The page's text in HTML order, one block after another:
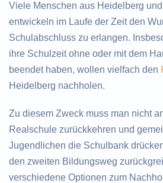
Viele Menschen aus Heidelberg
entwickeln im Laufe der Zeit den
Schulabschluss zu erlangen.
ihre Schulzeit ohne oder mit dem
beendet haben, wollen vielfach den
Heidelberg nachholen.
Zu diesem Zweck muss man nicht
Realschule zurückkehren und
Jugendlichen die Schulbank
den zweiten Bildungsweg
verschiedene Optionen zum